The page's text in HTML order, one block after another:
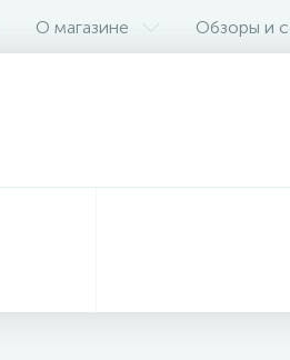
О магазине Обзоры и